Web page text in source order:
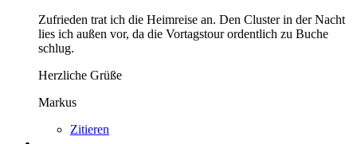
Zufrieden trat ich die Heimreise an. Den Cluster in der Nacht
lies ich außen vor, da die Vortagstour ordentlich zu Buche
schlug.
Herzliche Grüße
Markus
Zitieren